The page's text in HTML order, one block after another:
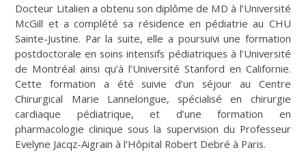
Docteur Litalien a obtenu son diplôme de MD à l’Université
McGill et a complété sa résidence en pédiatrie au CHU
Sainte-Justine. Par la suite, elle a poursuivi une formation
postdoctorale en soins intensifs pédiatriques à l’Université
de Montréal ainsi qu’à l’Université Stanford en Californie.
Cette formation a été suivie d’un séjour au Centre
Chirurgical Marie Lannelongue, spécialisé en chirurgie
cardiaque pédiatrique, et d’une formation en
pharmacologie clinique sous la supervision du Professeur
Evelyne Jacqz-Aigrain à l’Hôpital Robert Debré à Paris.